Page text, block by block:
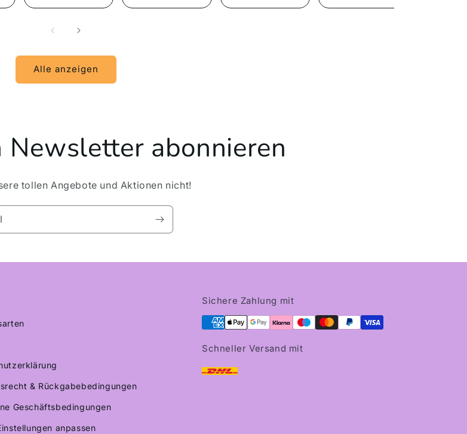
Alle anzeigen
Newsletter abonnieren
tollen Angebote und Aktionen nicht!
& Rückgabebedingungen
Geschäftsbedingungen
anpassen
Sichere Zahlung mit
Schneller Versand mit